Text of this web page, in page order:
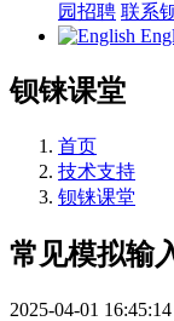
园招聘 联系
钡铼课堂
首页
技术支持
钡铼课堂
常见模拟输
2025-04-01 16:45:14